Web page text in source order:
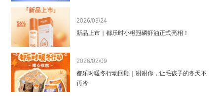
2026/03/24
新品上市｜都乐时小橙冠磷虾油正式亮相！
2026/02/09
都乐时暖冬行动回顾｜谢谢你，让毛孩子的冬天不
再冷